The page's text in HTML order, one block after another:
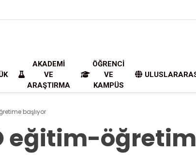
AKADEMI
VE
ARAŞTIRMA
ÖĞRENCI
VE
KAMPÜS
başlıyor
eğitim-